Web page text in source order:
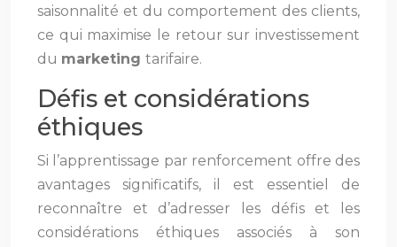
saisonnalité et du comportement des clients,
ce qui maximise le retour sur investissement
du marketing tarifaire.
Défis et considérations
éthiques
Si l’apprentissage par renforcement offre des
avantages significatifs, il est essentiel de
reconnaître et d’adresser les défis et les
considérations éthiques associés à son